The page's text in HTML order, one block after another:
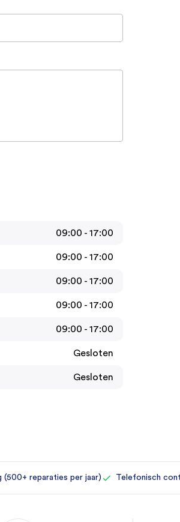
09:00 - 17:00
09:00 - 17:00
09:00 - 17:00
09:00 - 17:00
09:00 - 17:00
Gesloten
Gesloten
(500+ reparaties per jaar) Telefonisch